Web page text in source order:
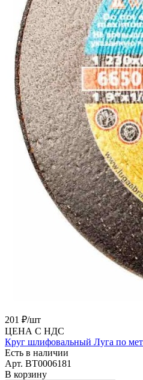
201 ₽/шт
ЦЕНА С НДС
Круг шлифовальный Луга по
Есть в наличии
Арт. BT0006181
В корзину